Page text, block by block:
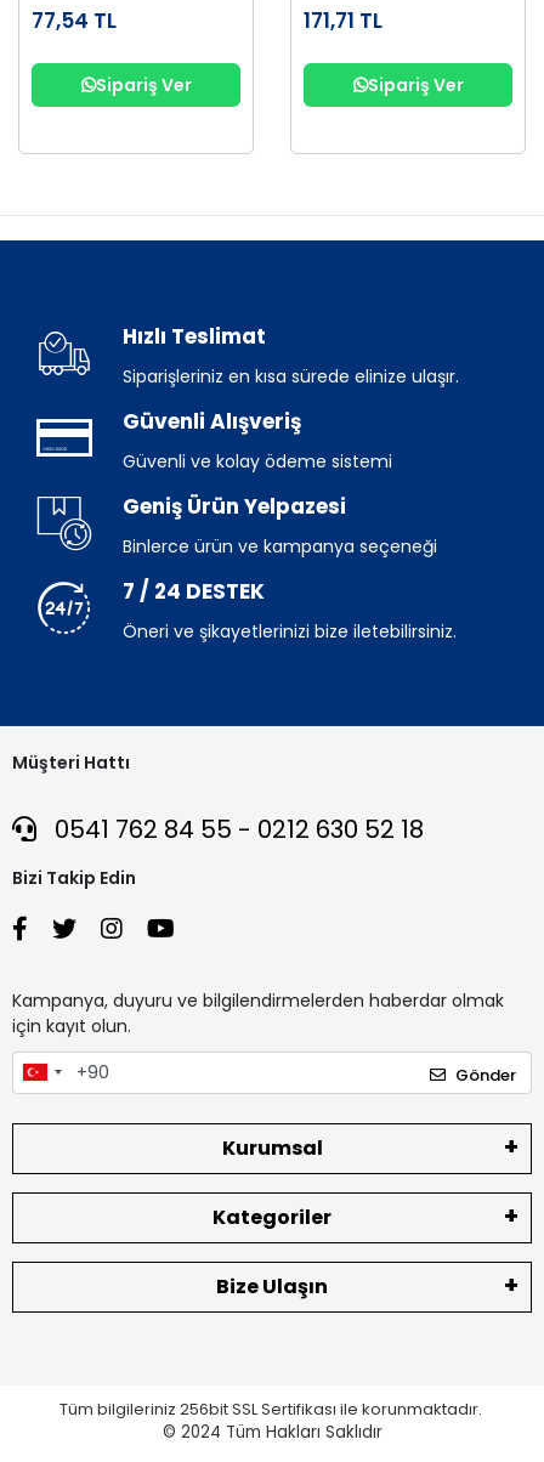
77,54 TL
Sipariş Ver
171,71 TL
Sipariş Ver
Hızlı Teslimat
Siparişleriniz en kısa sürede elinize ulaşır.
Güvenli Alışveriş
Güvenli ve kolay ödeme sistemi
Geniş Ürün Yelpazesi
Binlerce ürün ve kampanya seçeneği
7 / 24 DESTEK
Öneri ve şikayetlerinizi bize iletebilirsiniz.
Müşteri Hattı
0541 762 84 55 - 0212 630 52 18
Bizi Takip Edin
Kampanya, duyuru ve bilgilendirmelerden haberdar olmak
için kayıt olun.
Gönder
Kurumsal
Kategoriler
Bize Ulaşın
Tüm bilgileriniz 256bit SSL Sertifikası ile korunmaktadır.
© 2024 Tüm Hakları Saklıdır